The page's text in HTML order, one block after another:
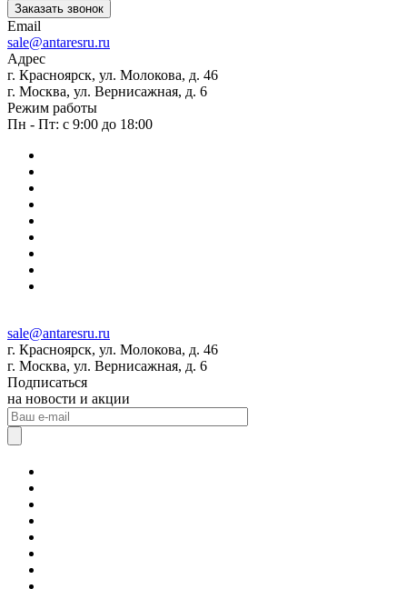
Заказать звонок
Email
sale@antaresru.ru
Адрес
г. Красноярск, ул. Молокова, д. 46
г. Москва, ул. Вернисажная, д. 6
Режим работы
Пн - Пт: с 9:00 до 18:00
sale@antaresru.ru
г. Красноярск, ул. Молокова, д. 46
г. Москва, ул. Вернисажная, д. 6
Подписаться
на новости и акции